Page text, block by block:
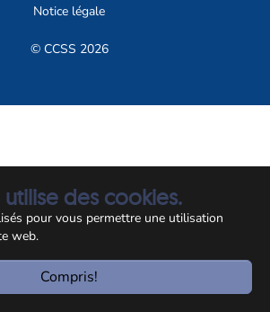
des cookies.
pour vous permettre une utilisation
web.
Compris!
Notice légale
© CCSS 2026